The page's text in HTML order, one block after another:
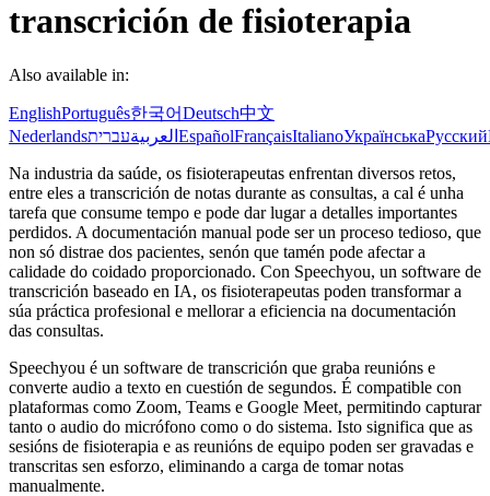
transcrición de fisioterapia
Also available in:
EnglishPortuguês한국어Deutsch中文
Nederlands
العربيةעברית EspañolFrançaisItalianoУкраїнськаРусский
Na industria da saúde, os fisioterapeutas enfrentan diversos retos,
entre eles a transcrición de notas durante as consultas, a cal é unha
tarefa que consume tempo e pode dar lugar a detalles importantes
perdidos. A documentación manual pode ser un proceso tedioso, que
non só distrae dos pacientes, senón que tamén pode afectar a
calidade do coidado proporcionado. Con Speechyou, un software de
transcrición baseado en IA, os fisioterapeutas poden transformar a
súa práctica profesional e mellorar a eficiencia na documentación
das consultas.
Speechyou é un software de transcrición que graba reunións e
converte audio a texto en cuestión de segundos. É compatible con
plataformas como Zoom, Teams e Google Meet, permitindo capturar
tanto o audio do micrófono como o do sistema. Isto significa que as
sesións de fisioterapia e as reunións de equipo poden ser gravadas e
transcritas sen esforzo, eliminando a carga de tomar notas
manualmente.